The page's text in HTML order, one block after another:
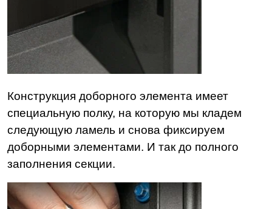
Конструкция доборного элемента имеет
специальную полку, на которую мы кладем
следующую ламель и снова фиксируем
доборными элементами. И так до полного
заполнения секции.